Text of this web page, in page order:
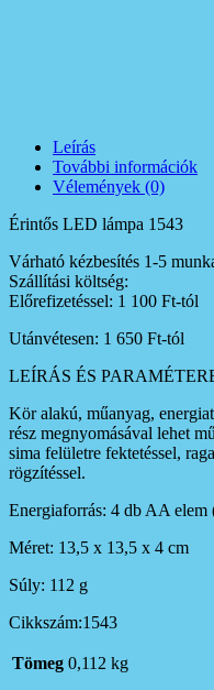
Leírás
További információk
Vélemények (0)
Érintős LED lámpa 1543
Várható kézbesítés 1-5
Szállítási költség:
Előrefizetéssel: 1 100 Ft-tól
Utánvétesen: 1 650 Ft-tól
LEÍRÁS ÉS
Kör alakú, műanyag,
rész megnyomásával lehet
sima felületre fektetéssel,
rögzítéssel.
Energiaforrás: 4 db AA elem
Méret: 13,5 x 13,5 x 4 cm
Súly: 112 g
Cikkszám:1543
Tömeg 0,112 kg